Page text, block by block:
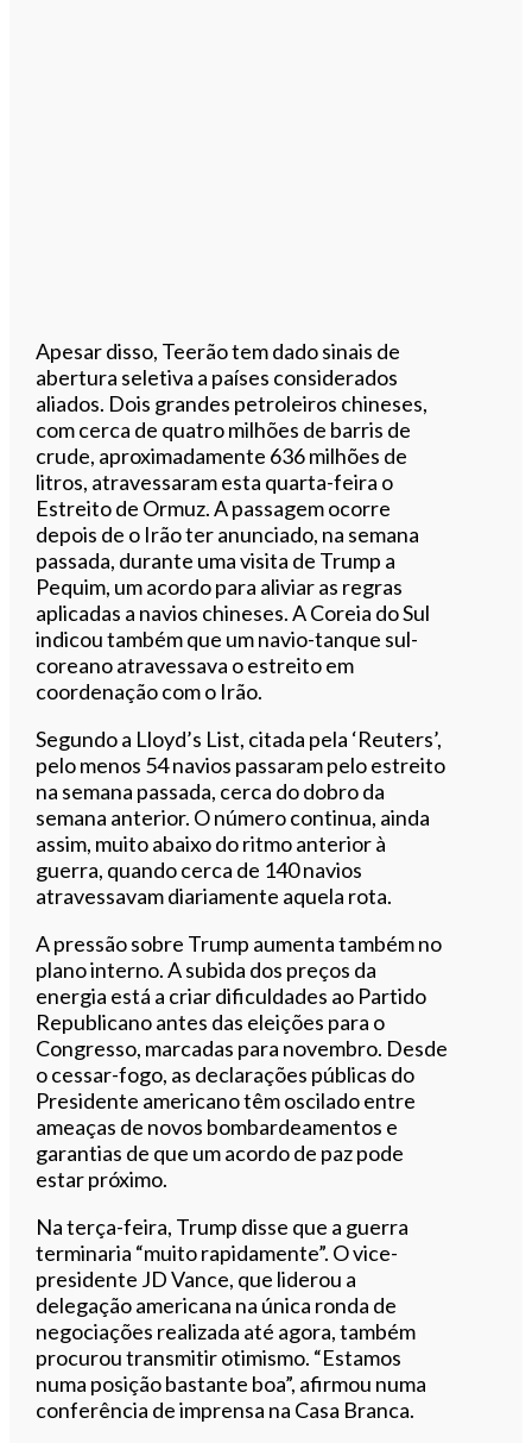
Apesar disso, Teerão tem dado sinais de
abertura seletiva a países considerados
aliados. Dois grandes petroleiros chineses,
com cerca de quatro milhões de barris de
crude, aproximadamente 636 milhões de
litros, atravessaram esta quarta-feira o
Estreito de Ormuz. A passagem ocorre
depois de o Irão ter anunciado, na semana
passada, durante uma visita de Trump a
Pequim, um acordo para aliviar as regras
aplicadas a navios chineses. A Coreia do Sul
indicou também que um navio-tanque sul-
coreano atravessava o estreito em
coordenação com o Irão.
Segundo a Lloyd’s List, citada pela ‘Reuters’,
pelo menos 54 navios passaram pelo estreito
na semana passada, cerca do dobro da
semana anterior. O número continua, ainda
assim, muito abaixo do ritmo anterior à
guerra, quando cerca de 140 navios
atravessavam diariamente aquela rota.
A pressão sobre Trump aumenta também no
plano interno. A subida dos preços da
energia está a criar dificuldades ao Partido
Republicano antes das eleições para o
Congresso, marcadas para novembro. Desde
o cessar-fogo, as declarações públicas do
Presidente americano têm oscilado entre
ameaças de novos bombardeamentos e
garantias de que um acordo de paz pode
estar próximo.
Na terça-feira, Trump disse que a guerra
terminaria “muito rapidamente”. O vice-
presidente JD Vance, que liderou a
delegação americana na única ronda de
negociações realizada até agora, também
procurou transmitir otimismo. “Estamos
numa posição bastante boa”, afirmou numa
conferência de imprensa na Casa Branca.